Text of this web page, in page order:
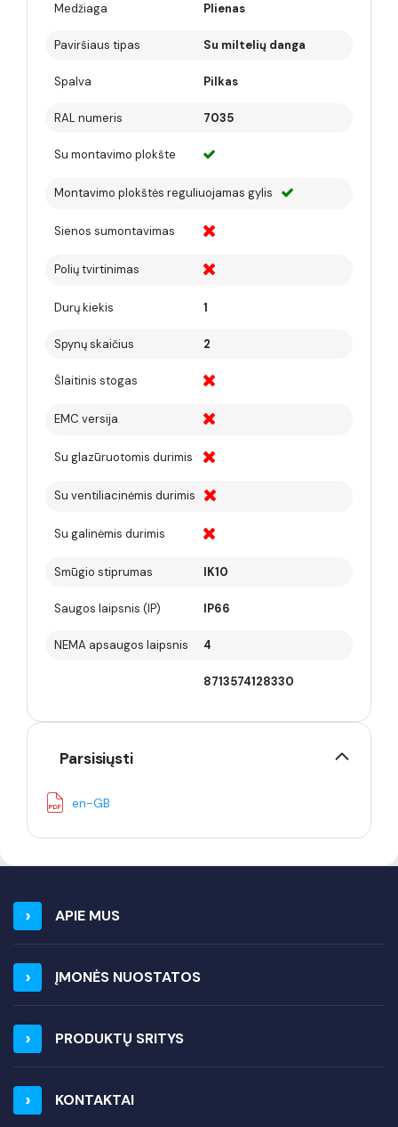
Medžiaga Plienas
Paviršiaus tipas Su miltelių danga
Spalva Pilkas
RAL numeris 7035
Su montavimo plokšte
Montavimo plokštės reguliuojamas gylis
Sienos sumontavimas
Polių tvirtinimas
Durų kiekis 1
Spynų skaičius 2
Šlaitinis stogas
EMC versija
Su glazūruotomis durimis
Su ventiliacinėmis durimis
Su galinėmis durimis
Smūgio stiprumas IK10
Saugos laipsnis (IP) IP66
NEMA apsaugos laipsnis 4
8713574128330
Parsisiųsti
en-GB
APIE MUS
ĮMONĖS NUOSTATOS
PRODUKTŲ SRITYS
KONTAKTAI